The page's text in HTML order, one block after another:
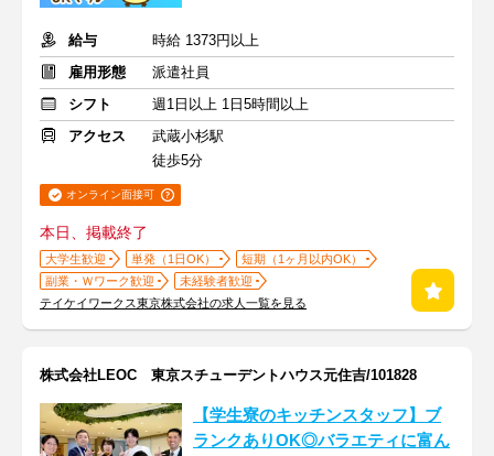
給与
時給 1373円以上
雇用形態
派遣社員
シフト
週1日以上 1日5時間以上
アクセス
武蔵小杉駅
徒歩5分
オンライン面接可
本日、掲載終了
大学生歓迎 単発（1日OK）
短期（1ヶ月以内OK）
副業・Ｗワーク歓迎
未経験者歓迎
テイケイワークス東京株式会社の求人一覧を見る
株式会社LEOC 東京スチューデントハウス元住吉/101828
【学生寮のキッチンスタッフ】ブ
ランクありOK◎バラエティに富ん